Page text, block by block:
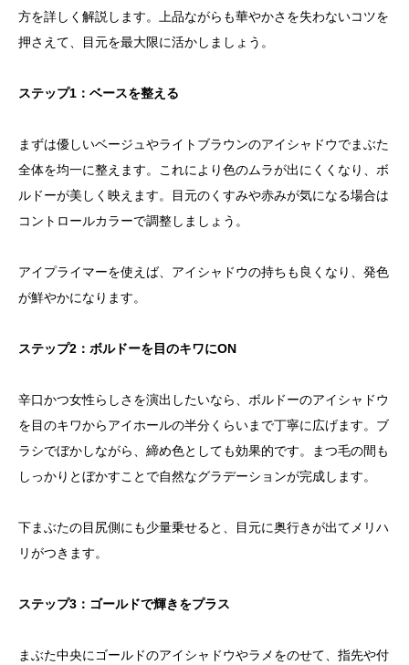
方を詳しく解説します。上品ながらも華やかさを失わないコツを
押さえて、目元を最大限に活かしましょう。
ステップ1：ベースを整える
まずは優しいベージュやライトブラウンのアイシャドウでまぶた
全体を均一に整えます。これにより色のムラが出にくくなり、ボ
ルドーが美しく映えます。目元のくすみや赤みが気になる場合は
コントロールカラーで調整しましょう。
アイプライマーを使えば、アイシャドウの持ちも良くなり、発色
が鮮やかになります。
ステップ2：ボルドーを目のキワにON
辛口かつ女性らしさを演出したいなら、ボルドーのアイシャドウ
を目のキワからアイホールの半分くらいまで丁寧に広げます。ブ
ラシでぼかしながら、締め色としても効果的です。まつ毛の間も
しっかりとぼかすことで自然なグラデーションが完成します。
下まぶたの目尻側にも少量乗せると、目元に奥行きが出てメリハ
リがつきます。
ステップ3：ゴールドで輝きをプラス
まぶた中央にゴールドのアイシャドウやラメをのせて、指先や付